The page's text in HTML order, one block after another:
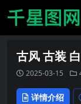
古风 古装
2025-03-15
详情介绍